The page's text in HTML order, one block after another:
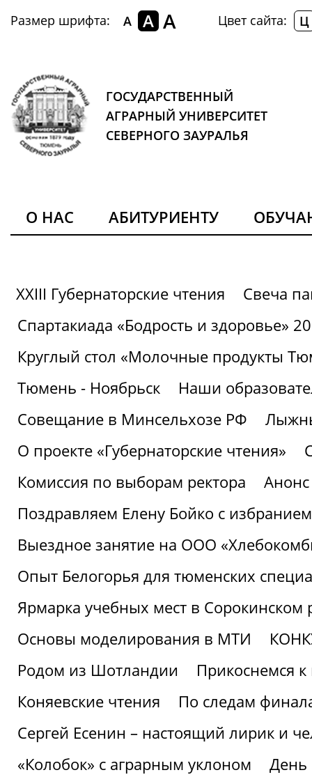
Размер шрифта: A A A Цвет сайта: Ц
ГОСУДАРСТВЕННЫЙ
АГРАРНЫЙ УНИВЕРСИТЕТ
СЕВЕРНОГО ЗАУРАЛЬЯ
О НАС АБИТУРИЕНТУ
XXIII Губернаторские чтения
Свеча
Спартакиада «Бодрость и здоровье»
Круглый стол «Молочные продукты
Тюмень - Ноябрьск
Наши
Совещание в Минсельхозе РФ
О проекте «Губернаторские чтения»
Комиссия по выборам ректора
Поздравляем Елену Бойко с
Выездное занятие на ООО
Опыт Белогорья для тюменских
Ярмарка учебных мест в Сорокинском
Основы моделирования в МТИ
Родом из Шотландии
Прикоснемся
Коняевские чтения
По следам
Сергей Есенин – настоящий лирик и
«Колобок» с аграрным уклоном
День